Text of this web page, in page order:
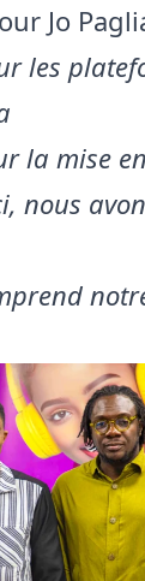
Jo
les
la mise
nous